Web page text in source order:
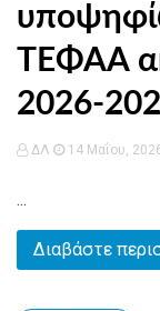
ΤΕΦΑΑ
2026-
ΔΛ 14 Μαΐου,
...
Διαβάστε